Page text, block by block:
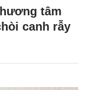
tâm
canh rẫy